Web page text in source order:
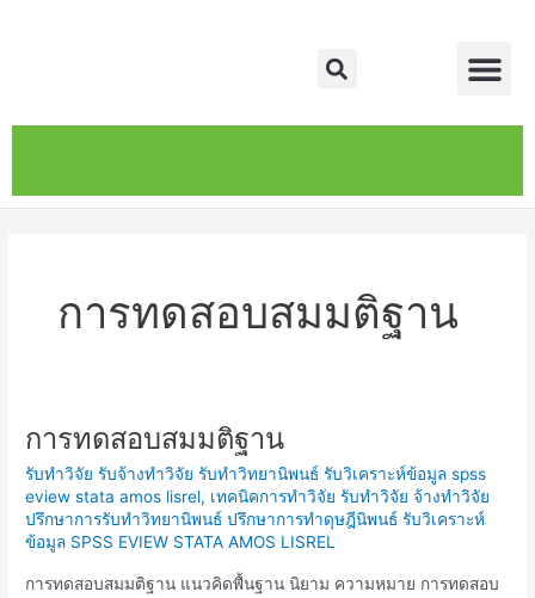
Search
การทดสอบสมมติฐาน
การทดสอบสมมติฐาน
รับทำวิจัย รับจ้างทำวิจัย รับทำวิทยานิพนธ์ รับวิเคราะห์ข้อมูล spss
eview stata amos lisrel, เทคนิคการทำวิจัย รับทำวิจัย จ้างทำวิจัย
ปรึกษาการรับทำวิทยานิพนธ์ ปรึกษาการทำดุษฎีนิพนธ์ รับวิเคราะห์
ข้อมูล SPSS EVIEW STATA AMOS LISREL
การทดสอบสมมติฐาน แนวคิดพื้นฐาน นิยาม ความหมาย การทดสอบ
การ
สมมติฐาน